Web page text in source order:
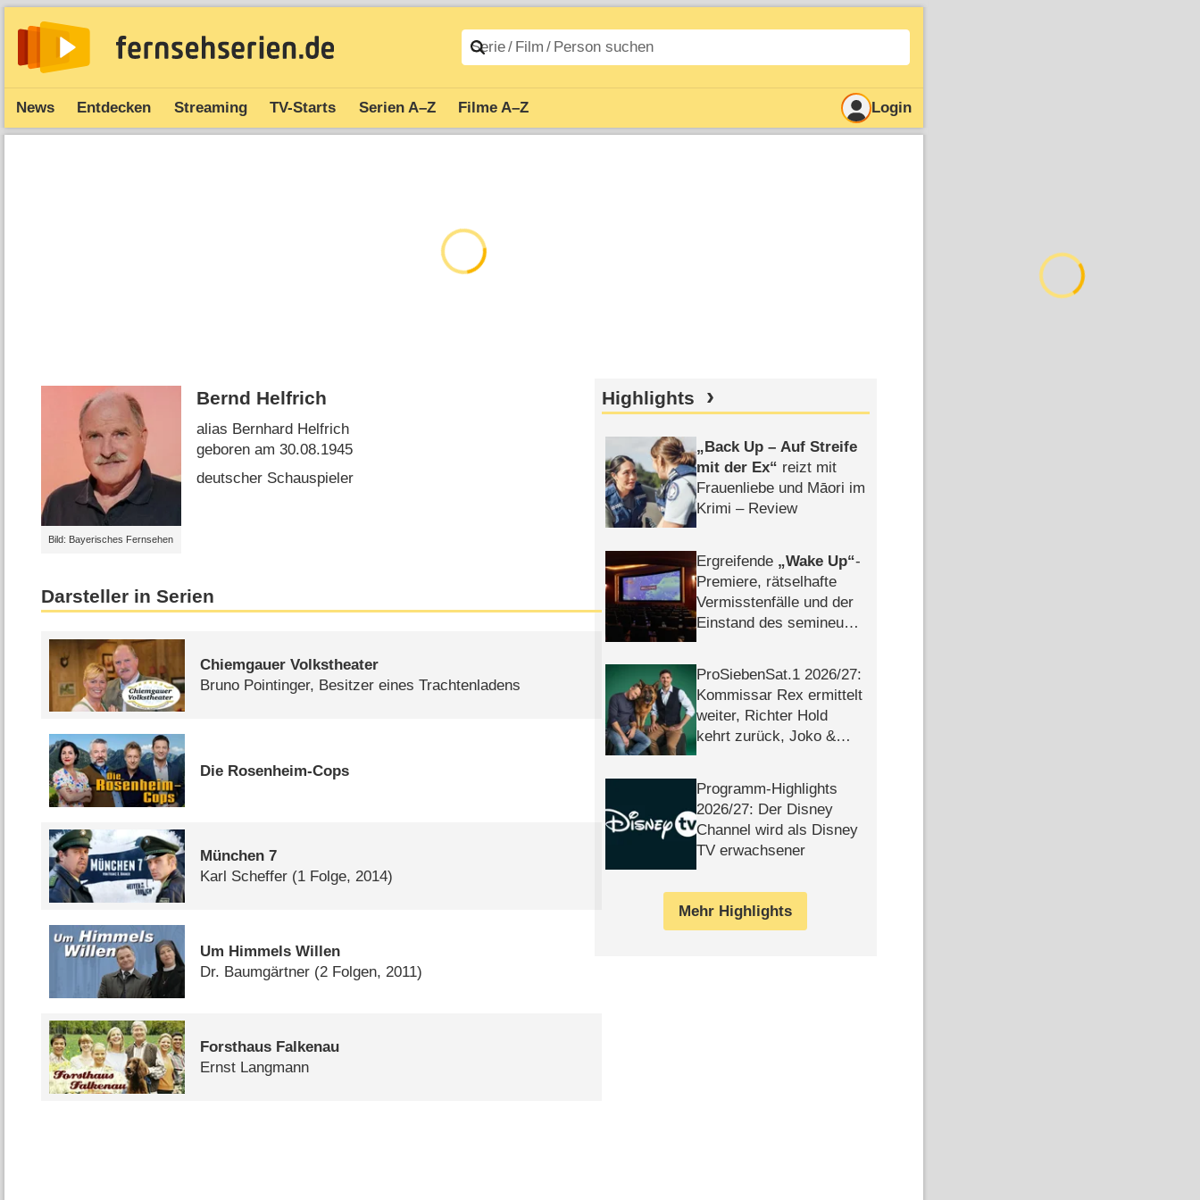
News Entdecken Streaming TV-Starts Serien A–Z Filme A–Z Login
Bild: Bayerisches Fernsehen
Bernd Helfrich
alias Bernhard Helfrich
geboren am 30.08.1945
deutscher Schauspieler
Darsteller in Serien
Chiemgauer Volkstheater
Bruno Pointinger, Besitzer eines Trachtenladens
Die Rosenheim-Cops
München 7
Karl Scheffer (1 Folge, 2014)
Um Himmels Willen
Dr. Baumgärtner (2 Folgen, 2011)
Forsthaus Falkenau
Ernst Langmann
Highlights
Back Up – Auf Streife
mit der Ex
reizt mit
Frauenliebe und Māori im
Krimi – Review
Ergreifende Wake Up -
Premiere, rätselhafte
Vermisstenfälle und der
Einstand des semineuen
ProSiebenSat.1 2026/​27:
Kommissar Rex ermittelt
weiter, Richter Hold
kehrt zurück, Joko &
Programm-Highlights
2026/​27: Der Disney
Channel wird als Disney
TV erwachsener
Mehr Highlights